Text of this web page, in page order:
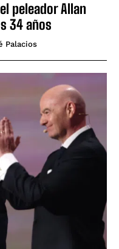
el peleador Allan
34 años
Palacios